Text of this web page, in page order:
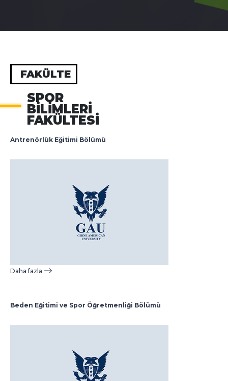
FAKÜLTE
SPOR
BİLİMLERİ
FAKÜLTESİ
Antrenörlük Eğitimi Bölümü
Daha fazla
Beden Eğitimi ve Spor Öğretmenliği Bölümü